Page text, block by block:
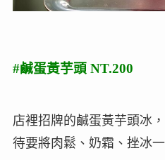
#鹹蛋黃芋頭 NT.200
店裡招牌的鹹蛋黃芋頭冰
待要將肉鬆、奶霜、挫冰一